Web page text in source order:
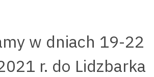
w dniach 19-22
r. do Lidzbarka